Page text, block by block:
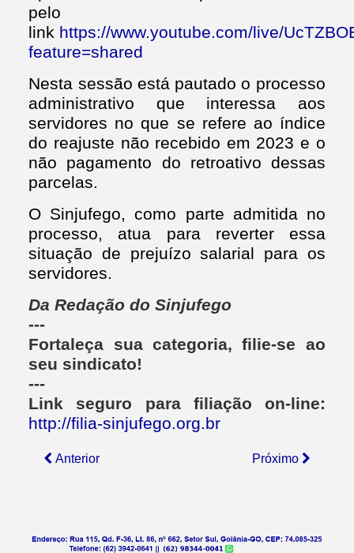
pelo
link https://www.youtube.com/live/
feature=shared
Nesta sessão está pautado o processo
administrativo que interessa aos
servidores no que se refere ao índice
do reajuste não recebido em 2023 e o
não pagamento do retroativo dessas
parcelas.
O Sinjufego, como parte admitida no
processo, atua para reverter essa
situação de prejuízo salarial para os
servidores.
Da Redação do Sinjufego
---
Fortaleça sua categoria, filie-se ao
seu sindicato!
---
Link seguro para filiação on-line:
http://filia-sinjufego.org.br
Anterior Próximo